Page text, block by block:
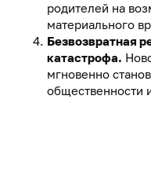
родителей на
материального
Безвозвратная
катастрофа.
мгновенно
общественности